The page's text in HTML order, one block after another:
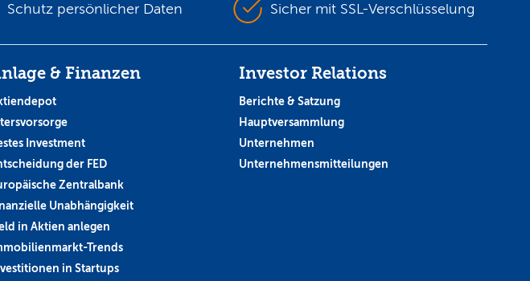
Schutz persönlicher Daten Sicher mit SSL-Verschlüsselung
& Finanzen
Investment
der FED
Zentralbank
Unabhängigkeit
in Aktien anlegen
Trends
in Startups
Investor Relations
Berichte & Satzung
Hauptversammlung
Unternehmen
Unternehmensmitteilungen